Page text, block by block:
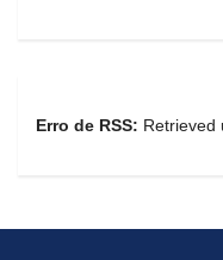
Erro de RSS: Retrieved